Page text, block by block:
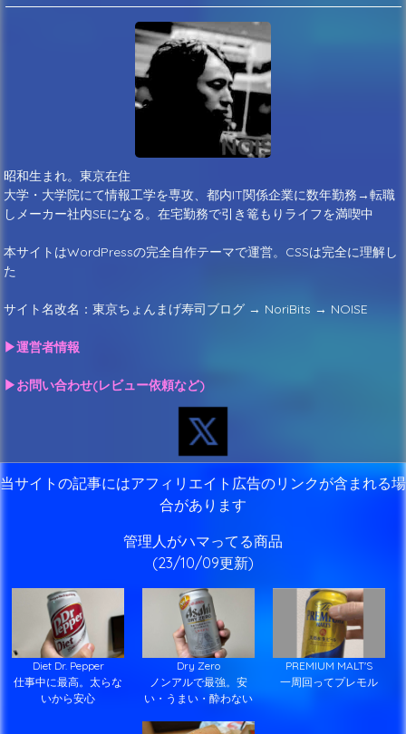
昭和生まれ。東京在住
大学・大学院にて情報工学を専攻、都内IT関係企業に数年勤務→転職
しメーカー社内SEになる。在宅勤務で引き篭もりライフを満喫中
本サイトはWordPressの完全自作テーマで運営。CSSは完全に理解し
た
サイト名改名：東京ちょんまげ寿司ブログ → NoriBits → NOISE
▶運営者情報
▶お問い合わせ(レビュー依頼など)
当サイトの記事にはアフィリエイト広告のリンクが含まれる場
合があります
管理人がハマってる商品
(23/10/09更新)
Diet Dr. Pepper
仕事中に最高。太らな
いから安心
Dry Zero
ノンアルで最強。安
い・うまい・酔わない
PREMIUM MALT'S
一周回ってプレモル